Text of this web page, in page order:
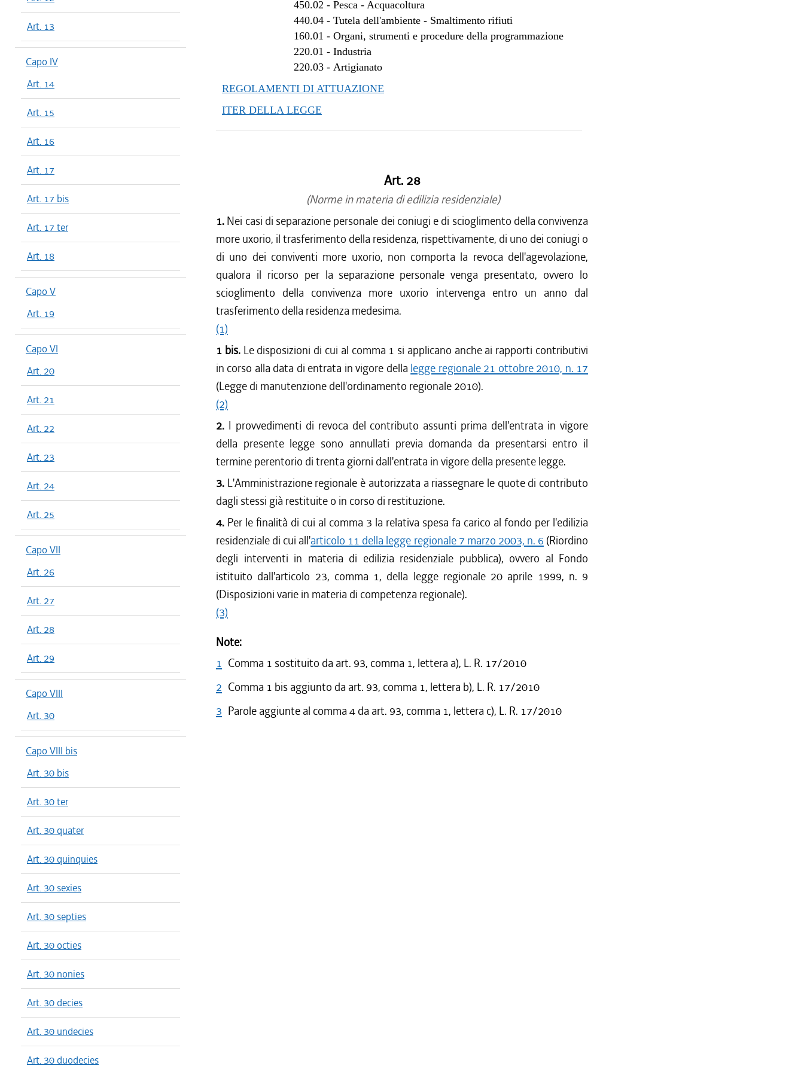
Art. 13
Capo IV
Art. 14
Art. 15
Art. 16
Art. 17
Art. 17 bis
Art. 17 ter
Art. 18
Capo V
Art. 19
Capo VI
Art. 20
Art. 21
Art. 22
Art. 23
Art. 24
Art. 25
Capo VII
Art. 26
Art. 27
Art. 28
Art. 29
Capo VIII
Art. 30
Capo VIII bis
Art. 30 bis
Art. 30 ter
Art. 30 quater
Art. 30 quinquies
Art. 30 sexies
Art. 30 septies
Art. 30 octies
Art. 30 nonies
Art. 30 decies
Art. 30 undecies
Art. 30 duodecies
dal 01/01/2012 al 28/03/2012
dal 25/08/2011 al 31/12/2011
dal 23/06/2011 al 24/08/2011
dal 14/04/2011 al 22/06/2011
dal 07/04/2011 al 13/04/2011
dal 01/01/2011 al 06/04/2011
dal 28/10/2010 al 31/12/2010
450.02 -Pesca - Acquacoltura
440.04 -Tutela dell'ambiente - Smaltimento rifiuti
160.01 -Organi, strumenti e procedure della programmazione
220.01 -Industria
220.03 -Artigianato
REGOLAMENTI DI ATTUAZIONE
ITER DELLA LEGGE
Art. 28
(Norme in materia di edilizia residenziale)
1. Nei casi di separazione personale dei coniugi e di scioglimento della convivenza
more uxorio, il trasferimento della residenza, rispettivamente, di uno dei coniugi o
di uno dei conviventi more uxorio, non comporta la revoca dell'agevolazione,
qualora il ricorso per la separazione personale venga presentato, ovvero lo
scioglimento della convivenza more uxorio intervenga entro un anno dal
trasferimento della residenza medesima.
(1)
1 bis. Le disposizioni di cui al comma 1 si applicano anche ai rapporti contributivi
in corso alla data di entrata in vigore della legge regionale 21 ottobre 2010, n. 17
(Legge di manutenzione dell'ordinamento regionale 2010).
(2)
2. I provvedimenti di revoca del contributo assunti prima dell'entrata in vigore
della presente legge sono annullati previa domanda da presentarsi entro il
termine perentorio di trenta giorni dall'entrata in vigore della presente legge.
3. L'Amministrazione regionale è autorizzata a riassegnare le quote di contributo
dagli stessi già restituite o in corso di restituzione.
4. Per le finalità di cui al comma 3 la relativa spesa fa carico al fondo per l'edilizia
residenziale di cui all'articolo 11 della legge regionale 7 marzo 2003, n. 6 (Riordino
degli interventi in materia di edilizia residenziale pubblica), ovvero al Fondo
istituito dall'articolo 23, comma 1, della legge regionale 20 aprile 1999, n. 9
(Disposizioni varie in materia di competenza regionale).
(3)
Note:
1 Comma 1 sostituito da art. 93, comma 1, lettera a), L. R. 17/2010
2 Comma 1 bis aggiunto da art. 93, comma 1, lettera b), L. R. 17/2010
3 Parole aggiunte al comma 4 da art. 93, comma 1, lettera c), L. R. 17/2010